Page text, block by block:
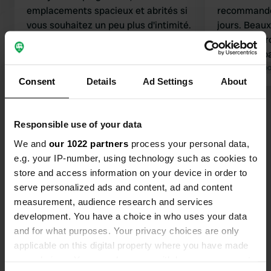
Consent Details Ad Settings About
Responsible use of your data
We and our 1022 partners process your personal data,
e.g. your IP-number, using technology such as cookies to
store and access information on your device in order to
serve personalized ads and content, ad and content
measurement, audience research and services
development. You have a choice in who uses your data
and for what purposes. Your privacy choices are only
applicable on this digital property where you have made
emplacements spacieux et abrités si
vous souhaitez un peu plus d'intimité.
facilement faire du vélo jusqu'à
Groenlo et Winterswijk si vous
d'agitation. L'étang de baignade est
très agréable, nous avons également
profité du massage, également
fortement recommandé !
jours.
de haies.
super
Les
Traduit par
Es-tu déjà venu ici ?
Contact